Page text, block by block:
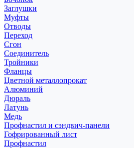
Заглушки
Муфты
Отводы
Переход
Сгон
Соединитель
Тройники
Фланцы
Цветной металлопрокат
Алюминий
Дюраль
Латунь
Медь
Профнастил и сэндвич-панели
Гофрированный лист
Профнастил